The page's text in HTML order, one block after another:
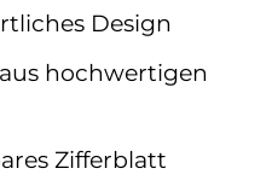
Design
hochwertigen
Zifferblatt